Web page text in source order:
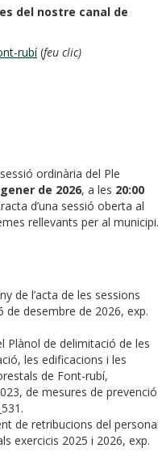
del nostre canal de
rubí(feu clic)
ordinària del Ple
de 2026, a les 20:00
d’una sessió oberta al
rellevants per al municipi.
de l’acta de les sessions
de desembre de 2026, exp.
Plànol de delimitació de les
les edificacions i les
de Font-rubí,
de mesures de prevenció
de retribucions del
exercicis 2025 i 2026, exp.